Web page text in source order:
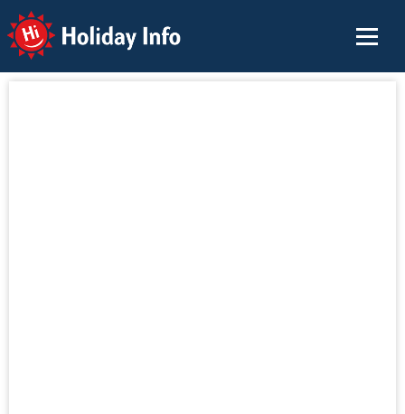
Holiday Info